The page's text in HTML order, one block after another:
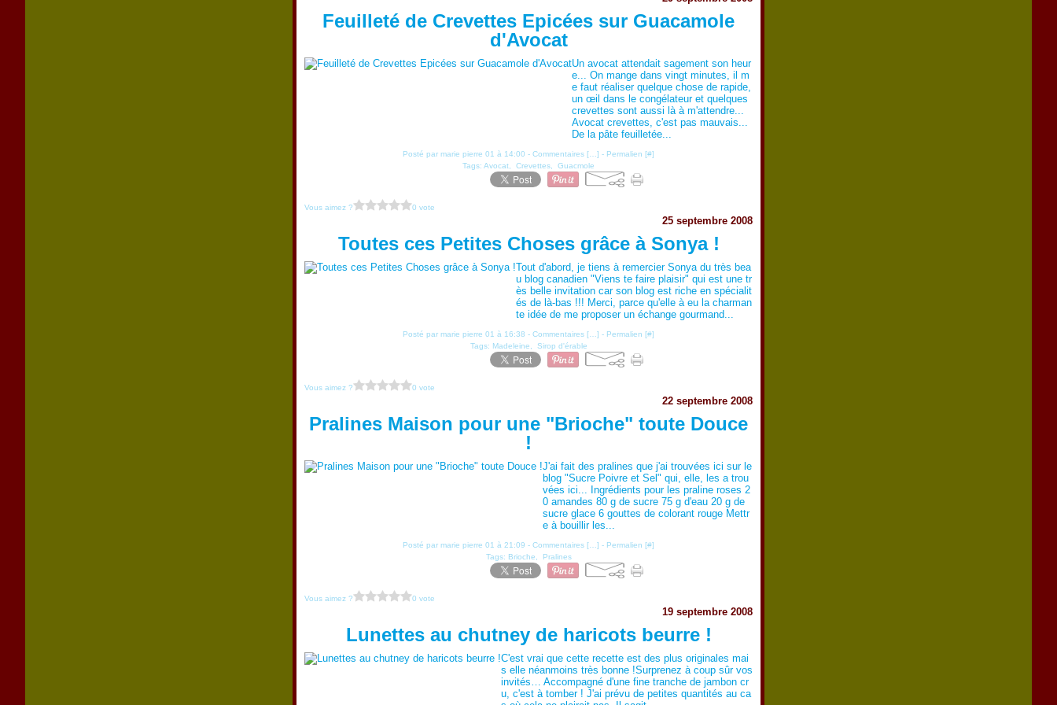
Feuilleté de Crevettes Epicées sur Guacamole
d'Avocat
Un avocat attendait sagement son heur
e... On mange dans vingt minutes, il m
e faut réaliser quelque chose de rapide,
un œil dans le congélateur et quelques
crevettes sont aussi là à m'attendre...
Avocat crevettes, c'est pas mauvais...
De la pâte feuilletée...
Posté par marie pierre 01 à 14:00 - Commentaires [ ] - Permalien [#]
Tags: Avocat Crevettes Guacmole
Vous aimez ? 0 vote
25 septembre 2008
Toutes ces Petites Choses grâce à Sonya !
Tout d'abord, je tiens à remercier Sonya du très bea
u blog canadien "Viens te faire plaisir" qui est une tr
ès belle invitation car son blog est riche en spécialit
és de là-bas !!! Merci, parce qu'elle à eu la charman
te idée de me proposer un échange gourmand...
Posté par marie pierre 01 à 16:38 - Commentaires [ ] - Permalien [#]
Tags: Madeleine Sirop d'érable
Vous aimez ? 0 vote
22 septembre 2008
Pralines Maison pour une "Brioche" toute Douce
!
J'ai fait des pralines que j'ai trouvées ici sur le
blog "Sucre Poivre et Sel" qui, elle, les a trou
vées ici... Ingrédients pour les praline roses 2
0 amandes 80 g de sucre 75 g d'eau 20 g de
sucre glace 6 gouttes de colorant rouge Mettr
e à bouillir les...
Posté par marie pierre 01 à 21:09 - Commentaires [ ] - Permalien [#]
Tags: Brioche Pralines
Vous aimez ? 0 vote
19 septembre 2008
Lunettes au chutney de haricots beurre !
C'est vrai que cette recette est des plus originales mai
s elle néanmoins très bonne !Surprenez à coup sûr vos
invités… Accompagné d'une fine tranche de jambon cr
u, c'est à tomber ! J'ai prévu de petites quantités au ca